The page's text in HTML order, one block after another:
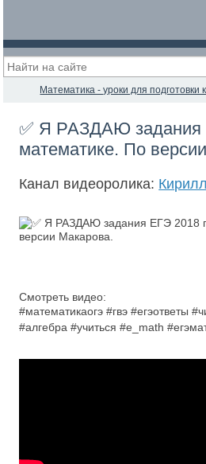
Математика - уроки для
✅ Я РАЗДАЮ задания
математике. По
Канал видеоролика:
Смотреть видео:
#математикаогэ #гвэ #егэответы
#алгебра #учиться #e_math